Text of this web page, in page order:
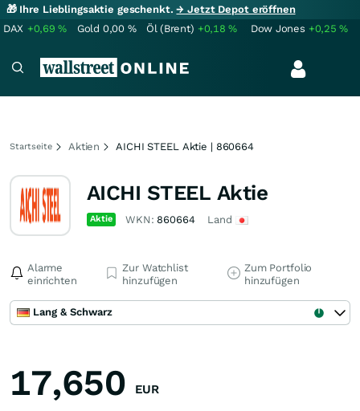
🎁 Ihre Lieblingsaktie geschenkt.→ Jetzt Depot eröffnen
DAX +0,69% Gold 0,00 % Öl (Brent) +0,18% Dow Jones +0,25%
Startseite Aktien AICHI STEEL Aktie | 860664
AICHI STEEL Aktie
Aktie WKN: 860664 Land
Alarme
einrichten
Zur Watchlist
hinzufügen
Zum Portfolio
hinzufügen
Lang & Schwarz
17,650 EUR